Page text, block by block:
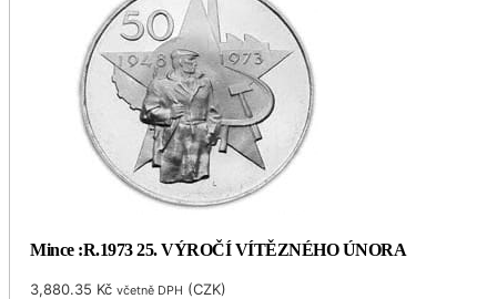
Mince :R.1973 25. VÝROČÍ VÍTĚZNÉHO ÚNORA
3,880.35 Kč včetně DPH (CZK)